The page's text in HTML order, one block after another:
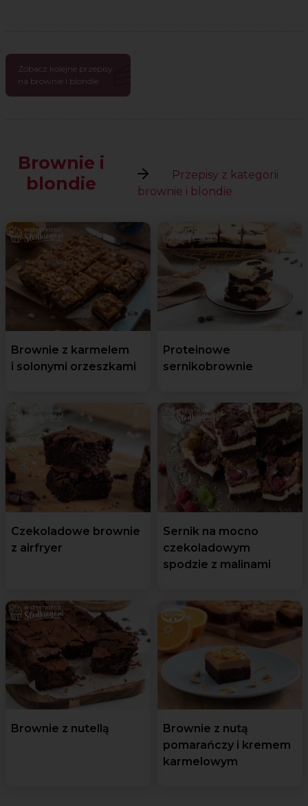
Zobacz kolejne przepisy
na brownie i blondie
Brownie i
blondie
Przepisy z kategorii
brownie i blondie
Brownie z karmelem
i solonymi orzeszkami
Proteinowe
sernikobrownie
Czekoladowe brownie
z airfryer
Sernik na mocno
czekoladowym
spodzie z malinami
Brownie z nutellą
Brownie z nutą
pomarańczy i kremem
karmelowym